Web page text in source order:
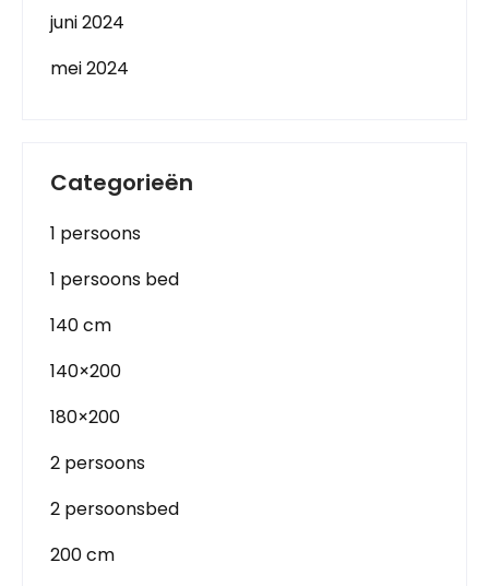
juni 2024
mei 2024
Categorieën
1 persoons
1 persoons bed
140 cm
140×200
180×200
2 persoons
2 persoonsbed
200 cm